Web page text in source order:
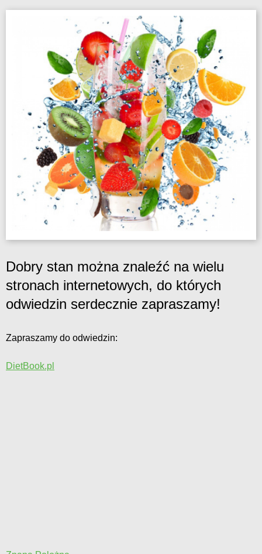
Dobry stan można znaleźć na wielu
stronach internetowych, do których
odwiedzin serdecznie zapraszamy!
Zapraszamy do odwiedzin:
DietBook.pl